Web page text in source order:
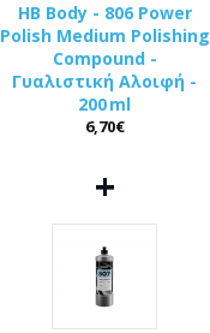
HB Body - 806 Power
Polish Medium Polishing
Compound -
Γυαλιστική Αλοιφή -
200 ml
6,70€
+